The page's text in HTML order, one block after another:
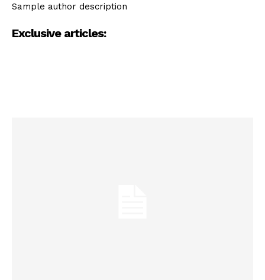
Sample author description
Exclusive articles: